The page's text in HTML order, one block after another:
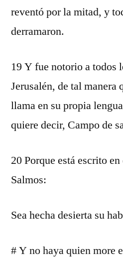
reventó por la mitad, y
derramaron.
19 Y fue notorio a todos
Jerusalén, de tal manera
llama en su propia
quiere decir, Campo de
20 Porque está escrito
Salmos:
Sea hecha desierta su
# Y no haya quien more